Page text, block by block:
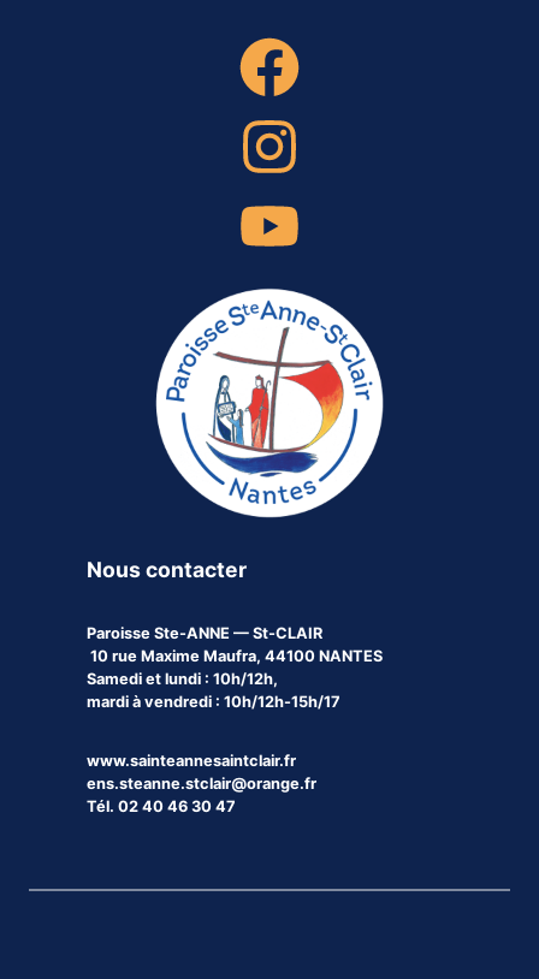
Nous contacter
Paroisse Ste-ANNE — St-CLAIR
10 rue Maxime Maufra, 44100 NANTES
Samedi et lundi : 10h/12h,
mardi à vendredi : 10h/12h-15h/17
www.sainteannesaintclair.fr
ens.steanne.stclair@orange.fr
Tél. 02 40 46 30 47